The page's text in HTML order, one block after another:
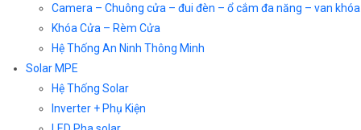
Camera – Chuông cửa – đui đèn – ổ cắm đa năng – van khóa
Khóa Cửa – Rèm Cửa
Hệ Thống An Ninh Thông Minh
Solar MPE
Hệ Thống Solar
Inverter + Phụ Kiện